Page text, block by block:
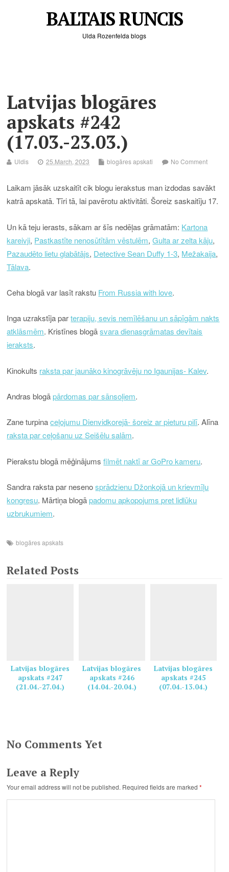
BALTAIS RUNCIS
Ulda Rozenfelda blogs
Latvijas blogāres
apskats #242
(17.03.-23.03.)
Uldis 25.March, 2023 blogāres apskati No Comment
Laikam jāsāk uzskaitīt cik blogu ierakstus man izdodas savākt
katrā apskatā. Tīri tā, lai pavērotu aktivitāti. Šoreiz saskaitīju 17.
Un kā teju ierasts, sākam ar šīs nedēļas grāmatām: Kartona
kareivji, Pastkastīte nenosūtītām vēstulēm,Gulta ar zelta kāju,
Pazaudēto lietu glabātājs, Detective Sean Duffy 1-3, Mežakaija,
Tālava.
Ceha blogā var lasīt rakstu From Russia with love.
Inga uzrakstīja parterapiju, sevis nemīlēšanu un sāpīgām nakts
atklāsmēm. Kristīnes blogāsvara dienasgrāmatas devītais
ieraksts.
Kinokults raksta par jaunāko kinogrāvēju no Igaunijas- Kalev.
Andras blogāpārdomas par sānsoļiem.
Zane turpinaceļojumu Dienvidkorejā- šoreiz ar pieturu pilī. Alīna
raksta par ceļošanu uz Seišēlu salām.
Pierakstu blogā mēģinājumsfilmēt naktī ar GoPro kameru.
Sandra raksta par nesenosprādzienu Džonkojā un krievmīļu
kongresu. Mārtiņa blogāpadomu apkopojums pret lidlūku
uzbrukumiem.
blogāres apskats
Related Posts
Latvijas blogāres
apskats #247
(21.04.-27.04.)
Latvijas blogāres
apskats #246
(14.04.-20.04.)
Latvijas blogāres
apskats #245
(07.04.-13.04.)
No Comments Yet
Leave a Reply
Your email address will not be published. Required fields are marked*